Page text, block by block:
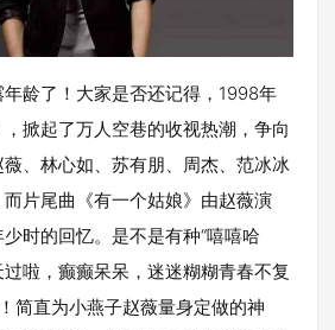
龄了！大家是否还记得，1998年
掀起了万人空巷的收视热潮，争向
、林心如、苏有朋、周杰、范冰冰
片尾曲《有一个姑娘》由赵薇演
时的回忆。是不是有种“嘻嘻哈
啦，癫癫呆呆，迷迷糊糊青春不复
简直为小燕子赵薇量身定做的神